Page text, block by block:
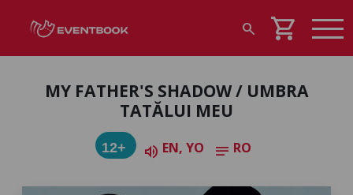
search shopping_cart
MY FATHER'S SHADOW / UMBRA
TATĂLUI MEU
12+ volume_up EN, YO notes RO